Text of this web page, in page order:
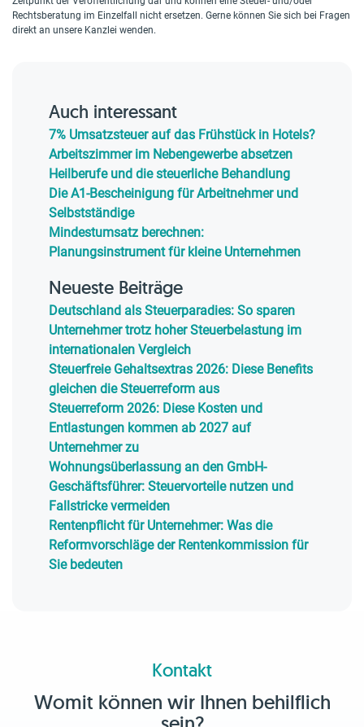
Rechtsberatung im Einzelfall nicht ersetzen. Gerne können Sie sich bei Fragen
direkt an unsere Kanzlei wenden.
Auch interessant
7% Umsatzsteuer auf das Frühstück in Hotels?
Arbeitszimmer im Nebengewerbe absetzen
Heilberufe und die steuerliche Behandlung
Die A1-Bescheinigung für Arbeitnehmer und
Selbstständige
Mindestumsatz berechnen:
Planungsinstrument für kleine Unternehmen
Neueste Beiträge
Deutschland als Steuerparadies: So sparen
Unternehmer trotz hoher Steuerbelastung im
internationalen Vergleich
Steuerfreie Gehaltsextras 2026: Diese Benefits
gleichen die Steuerreform aus
Steuerreform 2026: Diese Kosten und
Entlastungen kommen ab 2027 auf
Unternehmer zu
Wohnungsüberlassung an den GmbH-
Geschäftsführer: Steuervorteile nutzen und
Fallstricke vermeiden
Rentenpflicht für Unternehmer: Was die
Reformvorschläge der Rentenkommission für
Sie bedeuten
Kontakt
Womit können wir Ihnen behilflich